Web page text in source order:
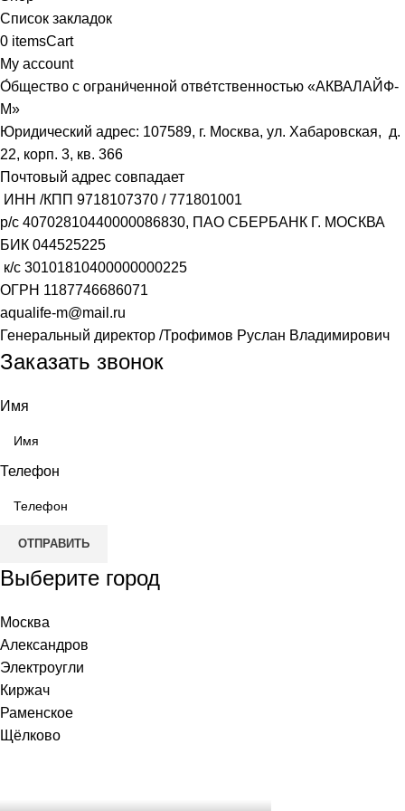
Список закладок
0 itemsCart
My account
О́бщество с ограни́ченной отве́тственностью «АКВАЛАЙФ-
М»
Юридический адрес: 107589, г. Москва, ул. Хабаровская, д.
22, корп. 3, кв. 366
Почтовый адрес совпадает
ИНН /КПП 9718107370 /771801001
р/с 40702810440000086830, ПАО СБЕРБАНК Г. МОСКВА
БИК 044525225
к/с 30101810400000000225
ОГРН 1187746686071
aqualife-m@mail.ru
Генеральный директор /Трофимов Руслан Владимирович
Заказать звонок
Имя
Телефон
ОТПРАВИТЬ
Выберите город
Москва
Александров
Электроугли
Киржач
Раменское
Щёлково